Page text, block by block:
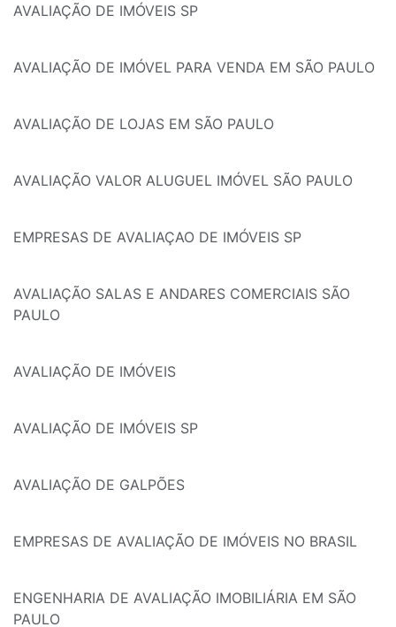
AVALIAÇÃO DE IMÓVEIS SP
AVALIAÇÃO DE IMÓVEL PARA VENDA EM SÃO PAULO
AVALIAÇÃO DE LOJAS EM SÃO PAULO
AVALIAÇÃO VALOR ALUGUEL IMÓVEL SÃO PAULO
EMPRESAS DE AVALIAÇAO DE IMÓVEIS SP
AVALIAÇÃO SALAS E ANDARES COMERCIAIS SÃO
PAULO
AVALIAÇÃO DE IMÓVEIS
AVALIAÇÃO DE IMÓVEIS SP
AVALIAÇÃO DE GALPÕES
EMPRESAS DE AVALIAÇÃO DE IMÓVEIS NO BRASIL
ENGENHARIA DE AVALIAÇÃO IMOBILIÁRIA EM SÃO
PAULO